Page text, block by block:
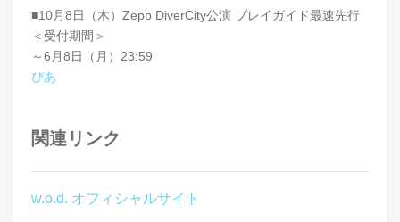
■10月8日（木）Zepp DiverCity公演 プレイガイド最速先行
＜受付期間＞
～6月8日（月）23:59
ぴあ
関連リンク
w.o.d. オフィシャルサイト